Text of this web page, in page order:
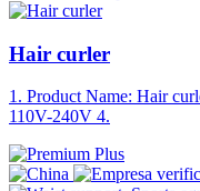
Hair curler
1. Product Name: Hair
110V-240V 4.